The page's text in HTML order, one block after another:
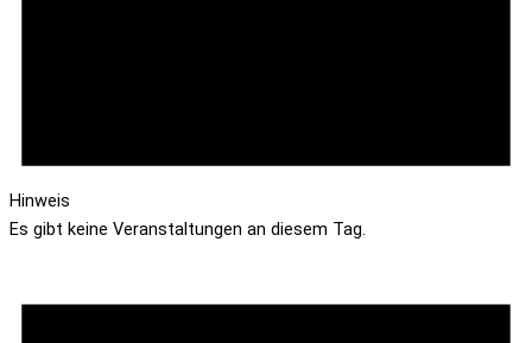
Hinweis
Es gibt keine Veranstaltungen an diesem Tag.